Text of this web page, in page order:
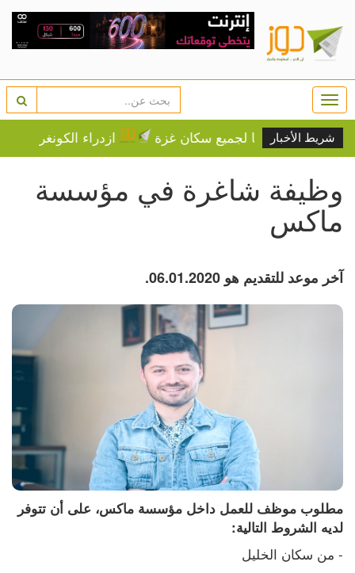
شريط الأخبار
الموت عطشا لجميع سكان غزة ازدراء الكونغرس..
وظيفة شاغرة في مؤسسة
ماكس
آخر موعد للتقديم هو 06.01.2020.
لديه الشروط التالية:
- من سكان الخليل